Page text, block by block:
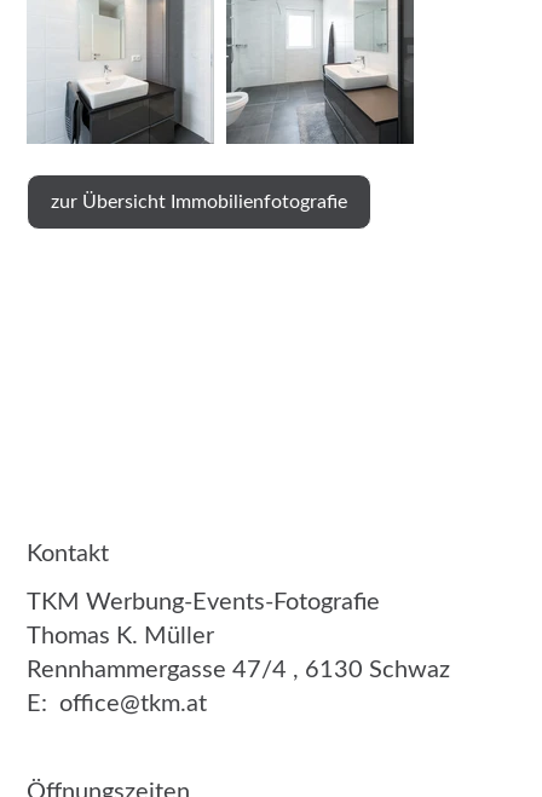
zur Übersicht Immobilienfotografie
TKM Werbung-Events-Fotografie
Thomas K. Müller
Rennhammergasse 47/4 , 6130 Schwaz
E: office@tkm.at
Kontakt
Öffnungszeiten